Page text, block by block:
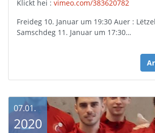
Klickt hei : vimeo.com/383620782
Freideg 10. Januar um 19:30 Auer :
Samschdeg 11. Januar um 17:30…
07.01.
2020